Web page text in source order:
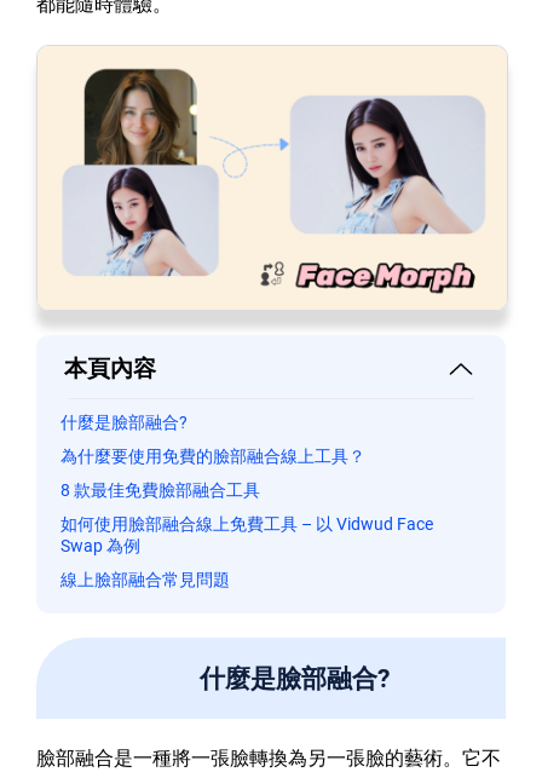
都能隨時體驗。
本頁內容
什麼是臉部融合?
為什麼要使用免費的臉部融合線上工具？
8 款最佳免費臉部融合工具
如何使用臉部融合線上免費工具 – 以 Vidwud Face
Swap 為例
線上臉部融合常見問題
什麼是臉部融合?
臉部融合是一種將一張臉轉換為另一張臉的藝術。它不